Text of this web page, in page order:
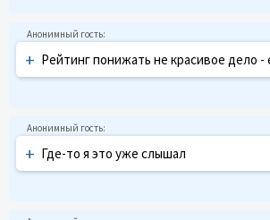
+ Рейтинг понижать не красивое дело -
+ Где-то я это уже слышал